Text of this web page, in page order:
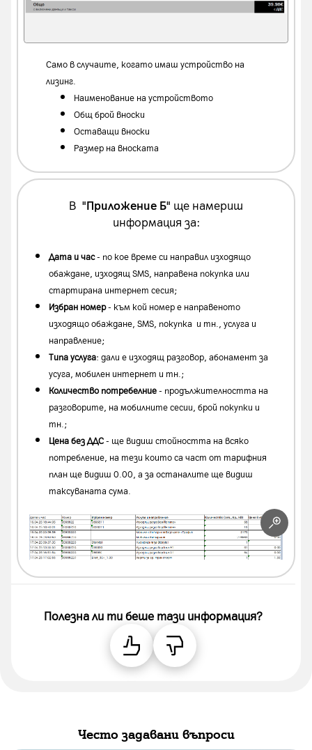
Само в случаите, когато имаш устройство на
лизинг.
Наименование на устройството
Общ брой вноски
Оставащи вноски
Размер на вноската
В "Приложение Б" ще намериш
информация за:
Дата и час- по кое време си направил изходящо
обаждане, изходящ SMS, направена покупка или
стартирана интернет сесия;
Избран номер- към кой номер е направеното
изходящо обаждане, SMS, покупка и тн., услуга и
направление;
Типа услуга: дали е изходящ разговор, абонамент за
усуга, мобилен интернет и тн.;
Количество потребелние- продължителността на
разговорите, на мобилните сесии, брой покупки и
тн.;
Цена без ДДС- ще видиш стойността на всяко
потребление, на тези които са част от тарифния
план ще видиш 0.00, а за останалите ще видиш
таксуваната сума.
Полезна ли ти беше тази информация?
Често задавани въпроси